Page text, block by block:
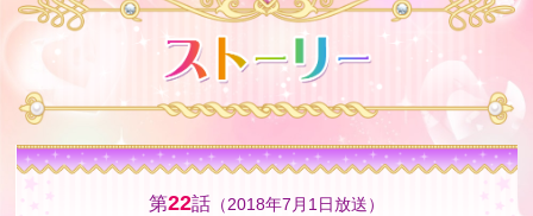
第22話 （2018年7月1日放送）